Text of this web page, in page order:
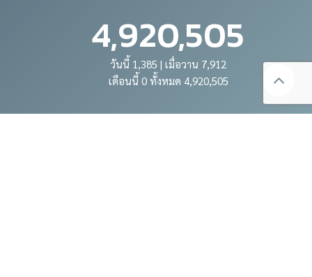
4,920,505
วันนี้ 1,385 | เมื่อวาน 7,912
เดือนนี้ 0 ทั้งหมด 4,920,505